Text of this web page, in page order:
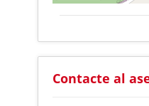
Contacte al